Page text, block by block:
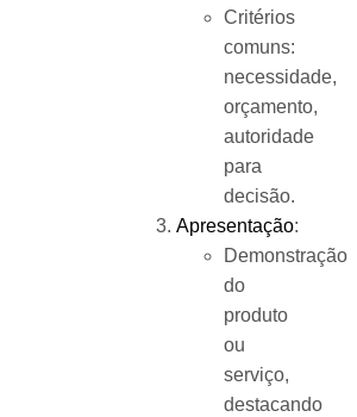
Critérios
comuns:
necessidade,
orçamento,
autoridade
para
decisão.
Apresentação:
Demonstração
do
produto
ou
serviço,
destacando